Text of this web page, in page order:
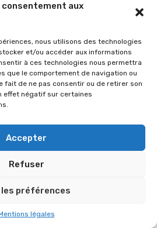
consentement aux
nous utilisons des technologies
et/ou accéder aux informations
à ces technologies nous permettra
que le comportement de navigation ou
fait de ne pas consentir ou de retirer son
effet négatif sur certaines
Accepter
Refuser
les préférences
légales
Tous droits réservés.
LÉGALES